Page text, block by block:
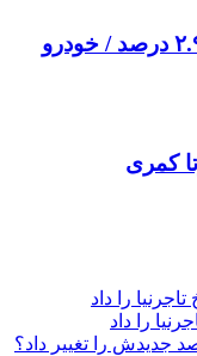
دلار ۴ درصد ریخت، ۲۰۷ فقط ۲.۹ درصد / خودرو
را داد